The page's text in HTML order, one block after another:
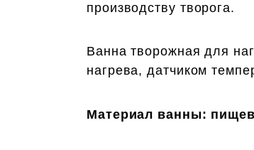
производству творога.
Ванна творожная для
нагрева, датчиком
Материал ванны: